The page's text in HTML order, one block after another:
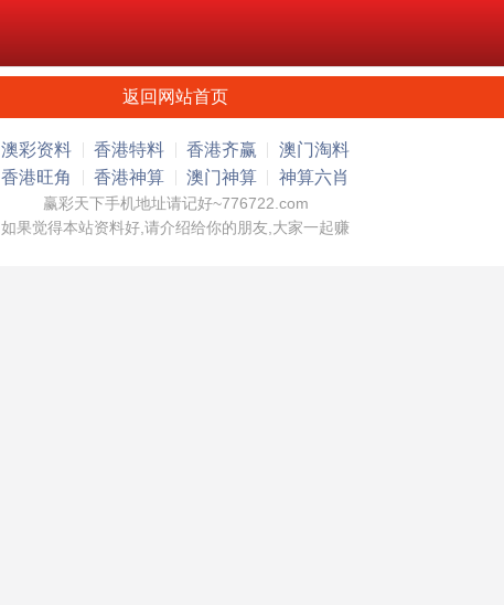
返回网站首页
澳彩资料 香港特料 香港齐赢
澳门淘料
香港旺角
香港神算 澳门神算 神算六肖
赢彩天下手机地址请记好~776722.com
如果觉得本站资料好,请介绍给你的朋友,大家一起赚